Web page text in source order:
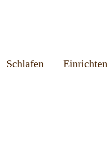
Schlafen Einrichten